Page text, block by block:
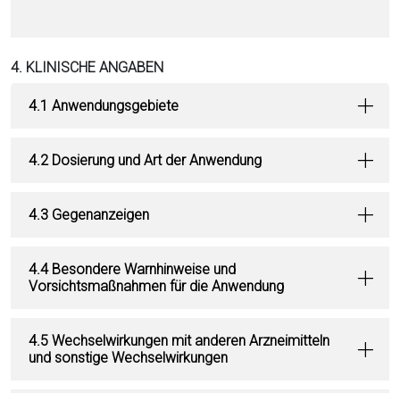
4. KLINISCHE ANGABEN
4.1 Anwendungsgebiete
4.2 Dosierung und Art der Anwendung
4.3 Gegenanzeigen
4.4 Besondere Warnhinweise und
Vorsichtsmaßnahmen für die Anwendung
4.5 Wechselwirkungen mit anderen Arzneimitteln
und sonstige Wechselwirkungen